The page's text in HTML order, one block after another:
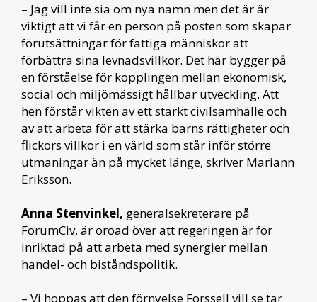
– Jag vill inte sia om nya namn men det är är
viktigt att vi får en person på posten som skapar
förutsättningar för fattiga människor att
förbättra sina levnadsvillkor. Det här bygger på
en förståelse för kopplingen mellan ekonomisk,
social och miljömässigt hållbar utveckling. Att
hen förstår vikten av ett starkt civilsamhälle och
av att arbeta för att stärka barns rättigheter och
flickors villkor i en värld som står inför större
utmaningar än på mycket länge, skriver Mariann
Eriksson.
Anna Stenvinkel, generalsekreterare på
ForumCiv, är oroad över att regeringen är för
inriktad på att arbeta med synergier mellan
handel- och biståndspolitik.
– Vi hoppas att den förnyelse Forssell vill se tar